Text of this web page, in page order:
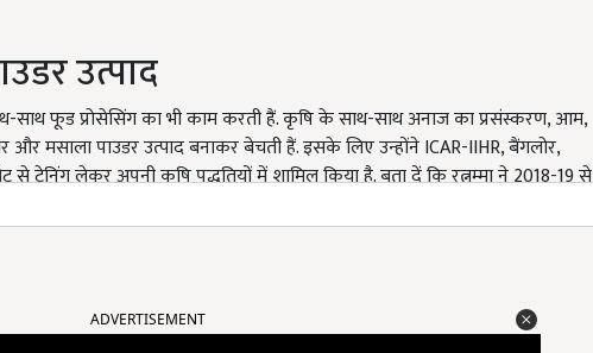
उत्पाद
साथ फूड प्रोसेसिंग का भी काम करती हैं. कृषि के साथ-साथ अनाज का प्रसंस्करण, आम,
मसाला पाउडर उत्पाद बनाकर बेचती हैं. इसके लिए उन्होंने ICAR-IIHR, बैंगलोर,
ट्रेनिंग लेकर अपनी कृषि पद्धतियों में शामिल किया है. बता दें कि रत्नम्मा ने 2018-19 से
उन्हें सरकार से भी मदद मिली और साथ ही कृषि विभाग ने भी उनकी मदद की.
ADVERTISEMENT